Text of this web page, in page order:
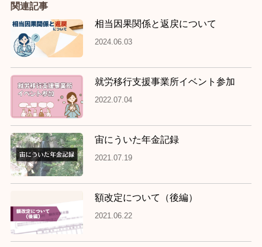
関連記事
相当因果関係と返戻について
2024.06.03
就労移行支援事業所イベント参加
2022.07.04
宙にういた年金記録
2021.07.19
額改定について（後編）
2021.06.22